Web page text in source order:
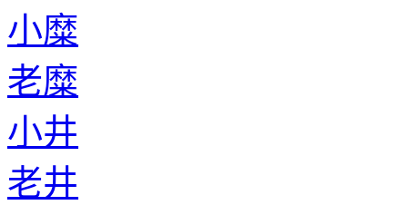
小糜
老糜
小井
老井